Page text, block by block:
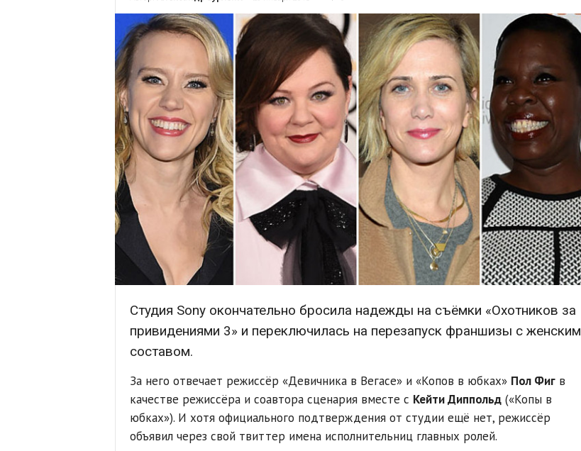
Студия Sony окончательно бросила надежды на съёмки «Охотников за
привидениями 3» и переключилась на перезапуск франшизы с женским
составом.
За него отвечает режиссёр «Девичника в Вегасе» и «Копов в юбках» Пол Фигв
качестве режиссёра и соавтора сценария вместе с Кейти Диппольд(«Копы в
юбках»). И хотя официального подтверждения от студии ещё нет, режиссёр
объявил через свой твиттер имена исполнительниц главных ролей.